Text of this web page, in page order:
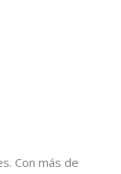
Con más de